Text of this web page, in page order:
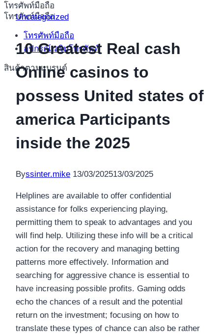
โทรศัพท์มือถือ
โทรศัพท์มือถือ
โทรศัพท์มือถือ
อุปกรณ์เสริมโทรศัพท์
สินค้าตามแบรนด์
Uncategorized
10 Greatest Real cash
Online casinos to
possess United states of
america Participants
inside the 2025
Byssinter.mike 13/03/202513/03/2025
Helplines are available to offer confidential
assistance for folks experiencing playing,
permitting them to speak to advantages and you
will find help. Utilizing these info will be a critical
action for the recovery and managing betting
patterns more effectively. Information and
searching for aggressive chance is essential to
have increasing possible profits. Gaming odds
echo the chances of a result and the potential
return on the investment; focusing on how to
translate these types of chance can also be rather